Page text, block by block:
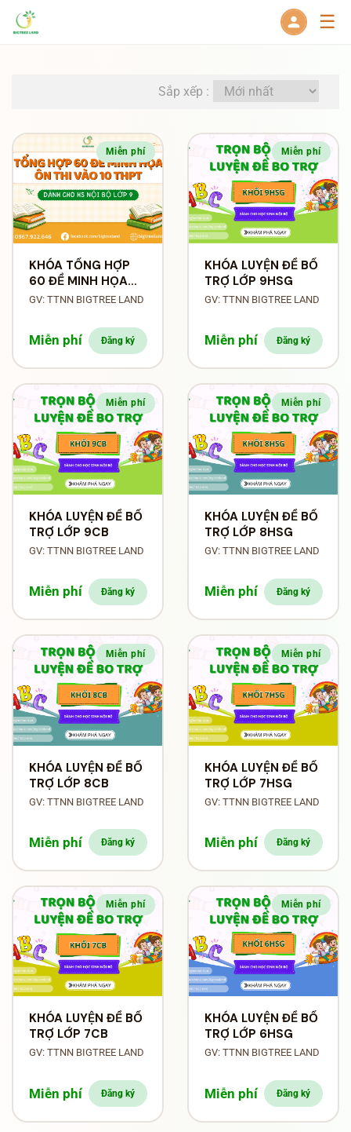
☰
Sắp xếp :
Miễn phí
KHÓA TỔNG HỢP
60 ĐỀ MINH HỌA
VÀO 10 THPT
GV: TTNN BIGTREE LAND
Miễn phí Đăng ký
Miễn phí
KHÓA LUYỆN ĐỀ BỔ
TRỢ LỚP 9HSG
GV: TTNN BIGTREE LAND
Miễn phí Đăng ký
Miễn phí
KHÓA LUYỆN ĐỀ BỔ
TRỢ LỚP 9CB
GV: TTNN BIGTREE LAND
Miễn phí Đăng ký
Miễn phí
KHÓA LUYỆN ĐỀ BỔ
TRỢ LỚP 8HSG
GV: TTNN BIGTREE LAND
Miễn phí Đăng ký
Miễn phí
KHÓA LUYỆN ĐỀ BỔ
TRỢ LỚP 8CB
GV: TTNN BIGTREE LAND
Miễn phí Đăng ký
Miễn phí
KHÓA LUYỆN ĐỀ BỔ
TRỢ LỚP 7HSG
GV: TTNN BIGTREE LAND
Miễn phí Đăng ký
Miễn phí
KHÓA LUYỆN ĐỀ BỔ
TRỢ LỚP 7CB
GV: TTNN BIGTREE LAND
Miễn phí Đăng ký
Miễn phí
KHÓA LUYỆN ĐỀ BỔ
TRỢ LỚP 6HSG
GV: TTNN BIGTREE LAND
Miễn phí Đăng ký